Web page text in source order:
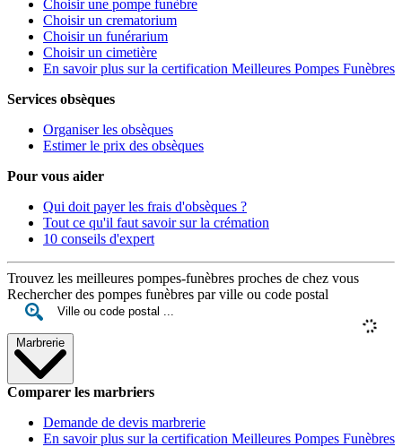
Choisir une pompe funèbre
Choisir un crematorium
Choisir un funérarium
Choisir un cimetière
En savoir plus sur la certification Meilleures Pompes Funèbres
Services obsèques
Organiser les obsèques
Estimer le prix des obsèques
Pour vous aider
Qui doit payer les frais d'obsèques ?
Tout ce qu'il faut savoir sur la crémation
10 conseils d'expert
Trouvez les meilleures pompes-funèbres proches de chez vous
Rechercher des pompes funèbres par ville ou code postal
Marbrerie
Comparer les marbriers
Demande de devis marbrerie
En savoir plus sur la certification Meilleures Pompes Funèbres